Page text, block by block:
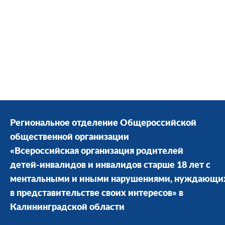
Региональное отделение Общероссийской
общественной организации
«Всероссийская организация родителей
детей-инвалидов и инвалидов старше 18 лет с
ментальными и иными нарушениями,
в представительстве своих интересов» в
Калининградской области